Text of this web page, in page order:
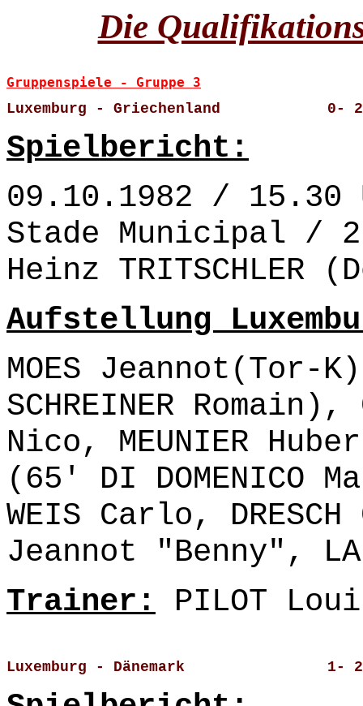
Die
Gruppenspiele - Gruppe 3
Luxemburg - Griechenland            0-
Spielbericht:
09.10.1982 / 15.30
Stade Municipal /
Heinz TRITSCHLER
Aufstellung
MOES Jeannot(Tor-
SCHREINER Romain),
Nico, MEUNIER
(65' DI DOMENICO
WEIS Carlo,
Jeannot "Benny",
Trainer: PILOT
Luxemburg - Dänemark                1-